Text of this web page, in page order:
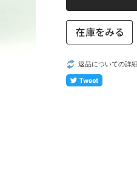
返品についての詳